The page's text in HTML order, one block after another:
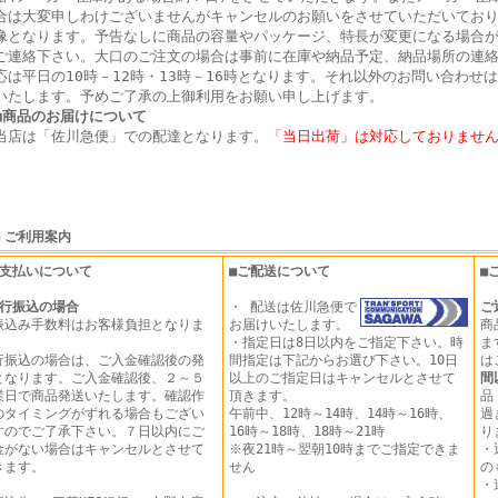
は大変申しわけございませんがキャンセルのお願いをさせていただいてお
となります。予告なしに商品の容量やパッケージ、特長が変更になる場合
連絡下さい。大口のご注文の場合は事前に在庫や納品予定、納品場所の連
は平日の10時－12時・13時－16時となります。それ以外のお問い合わせ
たします。予めご了承の上御利用をお願い申し上げます。
品のお届けについて
店は「佐川急便」での配達となります。
「当日出荷」は対応しておりません
ご利用案内
払いについて
振込の場合
込み手数料はお客様負担となりま
振込の場合は、ご入金確認後の発
なります。ご入金確認後、２～５
日で商品発送いたします。確認作
タイミングがずれる場合もござい
のでご了承下さい。７日以内にご
がない場合はキャンセルとさせて
す。
■ご配送について
・ 配送は佐川急便で
お届けいたします。
・指定日は8日以内をご指定下さい。時
間指定は下記からお選び下さい。10日
以上のご指定日はキャンセルとさせて
頂きます。
午前中、12時～14時、14時～16時、
16時～18時、18時～21時
※夜21時～翌朝10時までご指定できま
せん
■
ご
商
ま
は
間
品
過
り
の